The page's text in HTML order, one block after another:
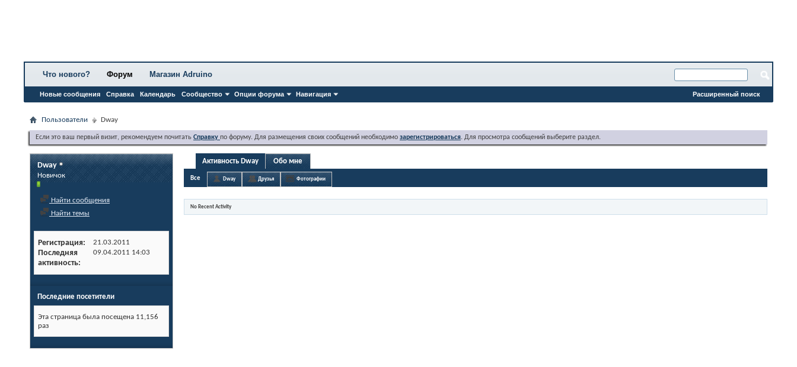
Что нового? Форум
Новые сообщения Справка Календарь Сообщество Опции форума Навигация
Магазин Adruino
Расширенный поиск
Пользователи Dway
Если это ваш первый визит, рекомендуем почитать Справку по форуму. Для размещения своих сообщений необходимо зарегистрироваться. Для просмотра сообщений выберите раздел.
Dway
Новичок
Найти сообщения
Найти темы
Регистрация 21.03.2011
Последняя
активность
09.04.2011 14:03
Последние посетители
Эта страница была посещена 11,156
раз
Активность Dway Обо мне
Все Dway Друзья Фотографии
No Recent Activity